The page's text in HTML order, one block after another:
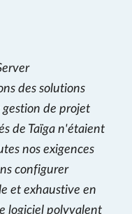
des solutions
de projet
de Taïga n'étaient
nos exigences
configurer
et exhaustive en
logiciel polyvalent